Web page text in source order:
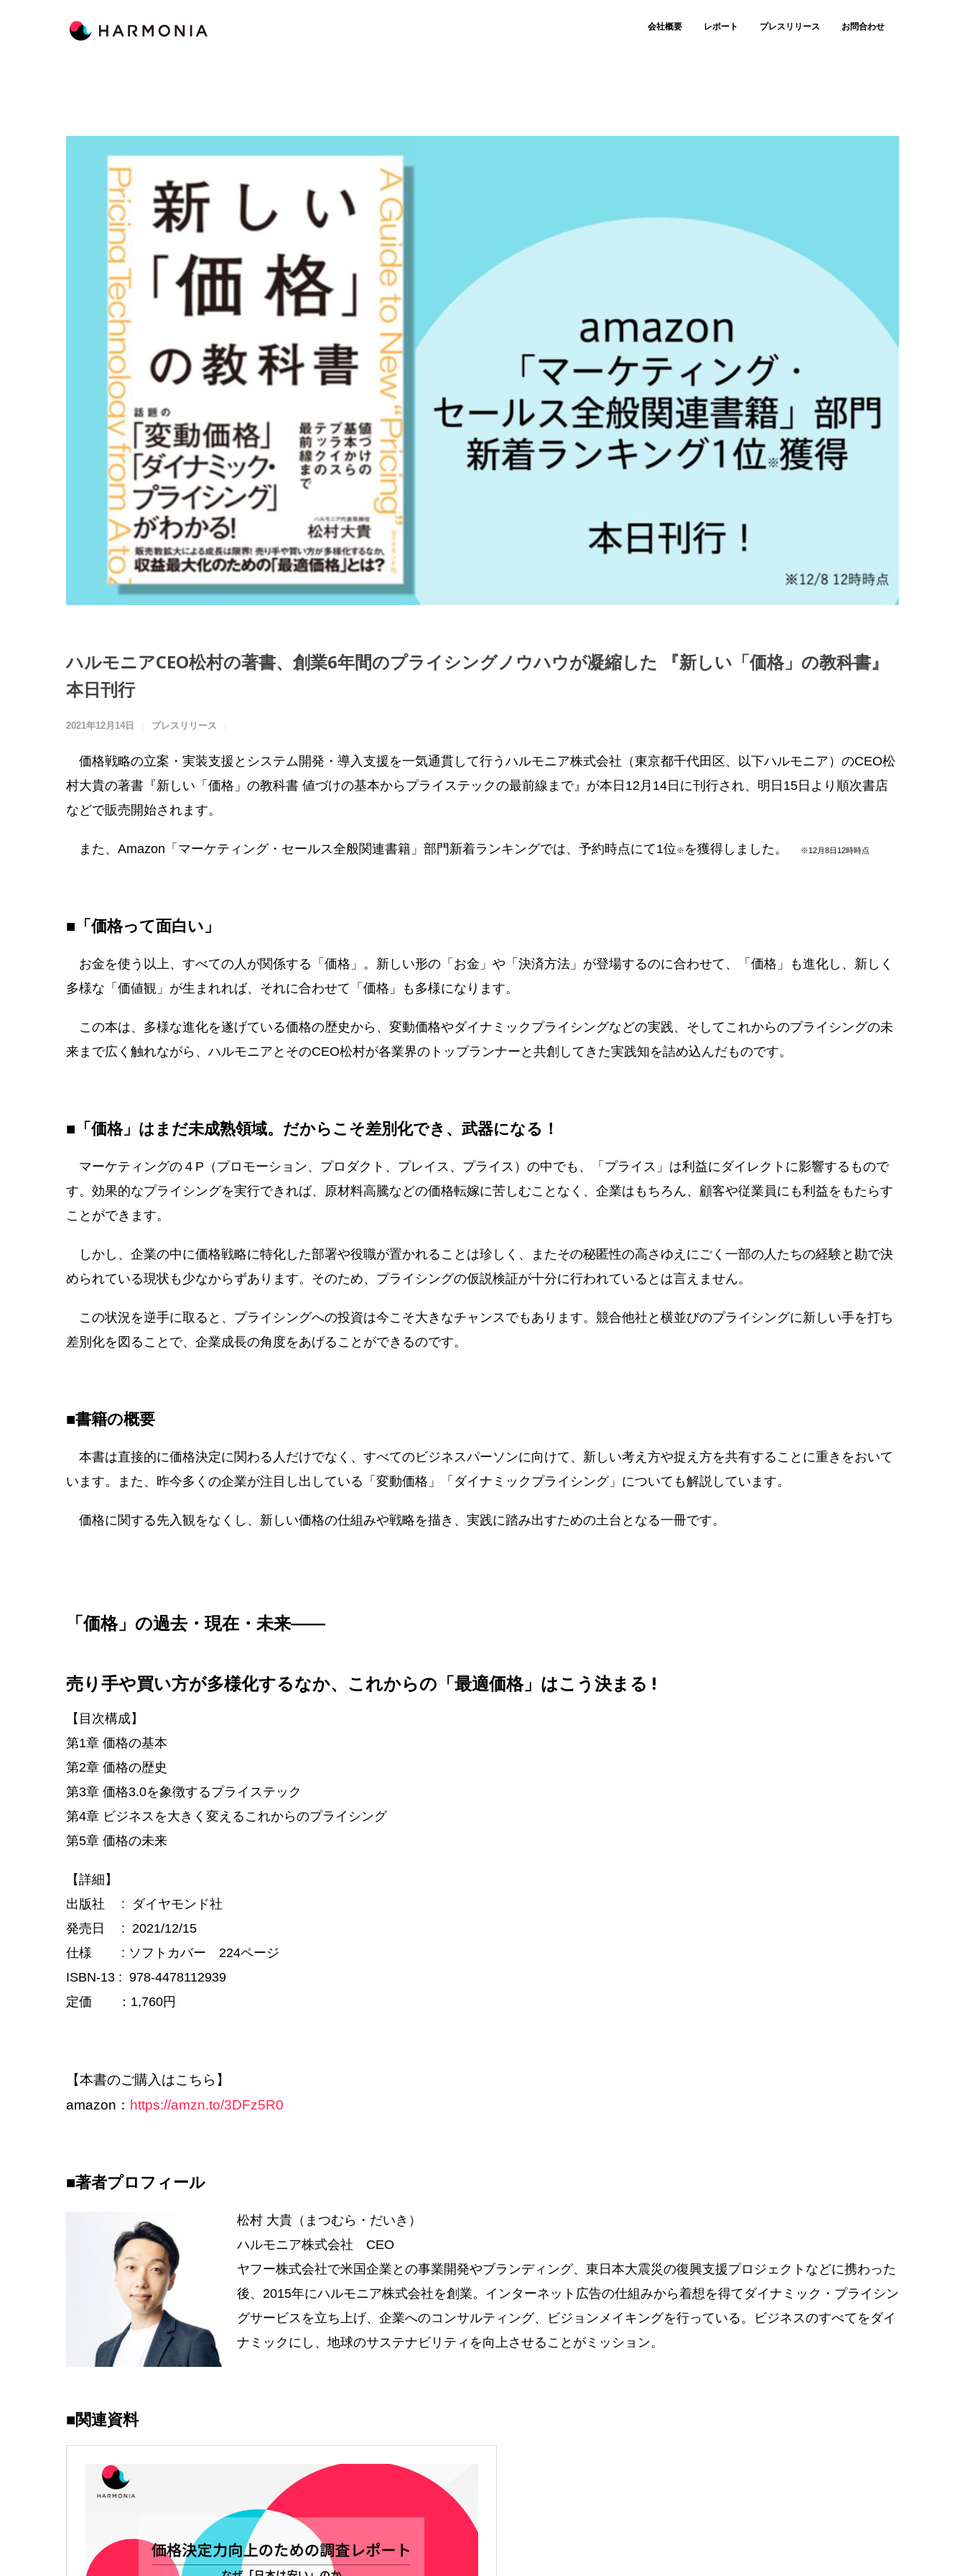
会社概要 レポート プレスリリース お問合わせ
ハルモニアCEO松村の著書、創業6年間のプライシングノウハウが凝縮した 『新しい「価格」の教科書』
本日刊行
2021年12月14日 プレスリリース
価格戦略の立案・実装支援とシステム開発・導入支援を一気通貫して行うハルモニア株式会社（東京都千代田区、以下ハルモニア）のCEO松
村大貴の著書『新しい「価格」の教科書 値づけの基本からプライステックの最前線まで』が本日12月14日に刊行され、明日15日より順次書店
などで販売開始されます。
また、Amazon「マーケティング・セールス全般関連書籍」部門新着ランキングでは、予約時点にて1位※ を獲得しました。 ※12月8日12時時点
■「価格って面白い」
お金を使う以上、すべての人が関係する「価格」。新しい形の「お金」や「決済方法」が登場するのに合わせて、「価格」も進化し、新しく
多様な「価値観」が生まれれば、それに合わせて「価格」も多様になります。
この本は、多様な進化を遂げている価格の歴史から、変動価格やダイナミックプライシングなどの実践、そしてこれからのプライシングの未
来まで広く触れながら、ハルモニアとそのCEO松村が各業界のトップランナーと共創してきた実践知を詰め込んだものです。
■「価格」はまだ未成熟領域。だからこそ差別化でき、武器になる！
マーケティングの４P（プロモーション、プロダクト、プレイス、プライス）の中でも、「プライス」は利益にダイレクトに影響するもので
す。効果的なプライシングを実行できれば、原材料高騰などの価格転嫁に苦しむことなく、企業はもちろん、顧客や従業員にも利益をもたらす
ことができます。
しかし、企業の中に価格戦略に特化した部署や役職が置かれることは珍しく、またその秘匿性の高さゆえにごく一部の人たちの経験と勘で決
められている現状も少なからずあります。そのため、プライシングの仮説検証が十分に行われているとは言えません。
この状況を逆手に取ると、プライシングへの投資は今こそ大きなチャンスでもあります。競合他社と横並びのプライシングに新しい手を打ち
差別化を図ることで、企業成長の角度をあげることができるのです。
■書籍の概要
本書は直接的に価格決定に関わる人だけでなく、すべてのビジネスパーソンに向けて、新しい考え方や捉え方を共有することに重きをおいて
います。また、昨今多くの企業が注目し出している「変動価格」「ダイナミックプライシング」についても解説しています。
価格に関する先入観をなくし、新しい価格の仕組みや戦略を描き、実践に踏み出すための土台となる一冊です。
「価格」の過去・現在・未来――
売り手や買い方が多様化するなか、これからの「最適価格」はこう決まる !
【目次構成】
第1章 価格の基本
第2章 価格の歴史
第3章 価格3.0を象徴するプライステック
第4章 ビジネスを大きく変えるこれからのプライシング
第5章 価格の未来
【詳細】
出版社‏ : ‎ ダイヤモンド社
発売日‏ : ‎ 2021/12/15
仕様 ‏ : ‎ソフトカバー 224ページ
ISBN-13 ‏: ‎ 978-4478112939
定価 ：1,760円
【本書のご購入はこちら】
amazon： https://amzn.to/3DFz5R0
■著者プロフィール
松村 大貴（まつむら・だいき）
ハルモニア株式会社 CEO
ヤフー株式会社で米国企業との事業開発やブランディング、東日本大震災の復興支援プロジェクトなどに携わった
後、2015年にハルモニア株式会社を創業。インターネット広告の仕組みから着想を得てダイナミック・プライシン
グサービスを立ち上げ、企業へのコンサルティング、ビジョンメイキングを行っている。ビジネスのすべてをダイ
ナミックにし、地球のサステナビリティを向上させることがミッション。
■関連資料